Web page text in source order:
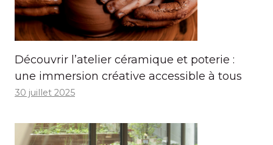
Découvrir l’atelier céramique et poterie :
une immersion créative accessible à tous
30 juillet 2025